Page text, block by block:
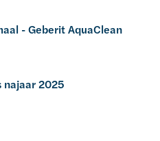
- Geberit AquaClean
najaar 2025